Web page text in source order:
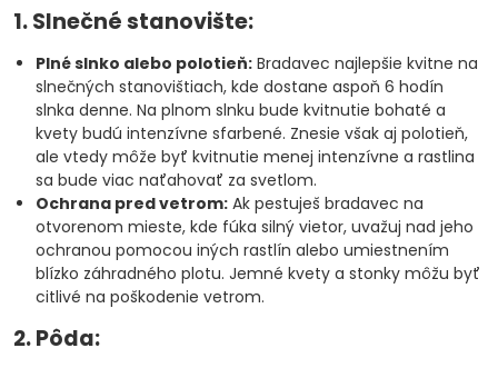
1. Slnečné stanovište:
Plné slnko alebo polotieň: Bradavec najlepšie kvitne na
slnečných stanovištiach, kde dostane aspoň 6 hodín
slnka denne. Na plnom slnku bude kvitnutie bohaté a
kvety budú intenzívne sfarbené. Znesie však aj polotieň,
ale vtedy môže byť kvitnutie menej intenzívne a rastlina
sa bude viac naťahovať za svetlom.
Ochrana pred vetrom: Ak pestuješ bradavec na
otvorenom mieste, kde fúka silný vietor, uvažuj nad jeho
ochranou pomocou iných rastlín alebo umiestnením
blízko záhradného plotu. Jemné kvety a stonky môžu byť
citlivé na poškodenie vetrom.
2. Pôda: